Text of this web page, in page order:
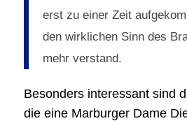
erst zu einer Zeit
den wirklichen Sinn des
mehr verstand.
Besonders interessant sind
die eine Marburger Dame